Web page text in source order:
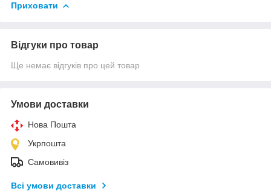
Приховати
Відгуки про товар
Ще немає відгуків про цей товар
Умови доставки
Нова Пошта
Укрпошта
Самовивіз
Всі умови доставки